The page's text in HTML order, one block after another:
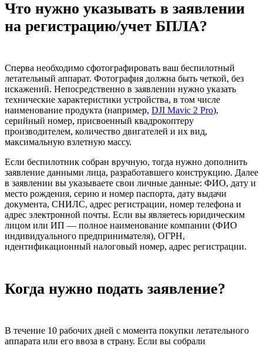
Что нужно указывать в заявлении
на регистрацию/учет БПЛА?
Сперва необходимо сфотографировать ваш беспилотный
летательный аппарат. Фотография должна быть четкой, без
искажений. Непосредственно в заявлении нужно указать
технические характеристики устройства, в том числе
наименование продукта (например, DJI Mavic 2 Pro),
серийный номер, присвоенный квадрокоптеру
производителем, количество двигателей и их вид,
максимальную взлетную массу.
Если беспилотник собран вручную, тогда нужно дополнить
заявление данными лица, разработавшего конструкцию. Далее
в заявлении вы указываете свои личные данные: ФИО, дату и
место рождения, серию и номер паспорта, дату выдачи
документа, СНИЛС, адрес регистрации, номер телефона и
адрес электронной почты. Если вы являетесь юридическим
лицом или ИП — полное наименование компании (ФИО
индивидуального предпринимателя), ОГРН,
идентификационный налоговый номер, адрес регистрации.
Когда нужно подать заявление?
В течение 10 рабочих дней с момента покупки летательного
аппарата или его ввоза в страну. Если вы собрали